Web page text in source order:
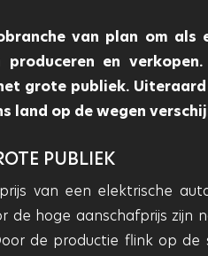
van plan om als
en
grote publiek.
land op de wegen
PUBLIEK
van een elektrische
hoge aanschafprijs zijn
de productie flink op de